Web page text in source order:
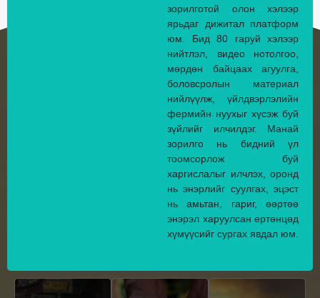
зорилготой олон хэлээр
ярьдаг дижитал платформ
юм. Бид 80 гаруй хэлээр
нийтлэл, видео нотолгоо,
мөрдөн байцаах агуулга,
боловсролын материал
нийлүүлж, үйлдвэрлэлийн
фермийн нуухыг хүсэж буй
зүйлийг илчилдэг. Манай
зорилго нь бидний үл
тоомсорлож буй
харгислалыг илчлэх, оронд
нь энэрлийг суулгах, эцэст
нь амьтан, гариг, өөртөө
энэрэл харуулсан ертөнцөд
хүмүүсийг сургах явдал юм.